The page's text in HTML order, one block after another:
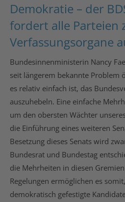
Demokratie – der
fordert alle Parteien
Verfassungsorgane
Bundesinnenministerin Nancy
seit längerem bekannte Problem
es relativ einfach ist, das
auszuhebeln. Eine einfache
um den obersten Wächter
die Einführung eines weiteren
Besetzung dieses Senats wird
Bundesrat und Bundestag
die Mehrheiten in diesen
Regelungen ermöglichen es
demokratisch gefestigte